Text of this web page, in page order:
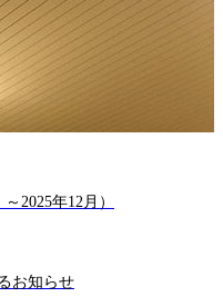
2025年12月）
お知らせ